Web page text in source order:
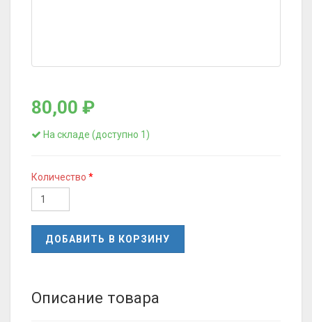
80,00 ₽
На складе (доступно 1)
Количество
ДОБАВИТЬ В КОРЗИНУ
Описание товара